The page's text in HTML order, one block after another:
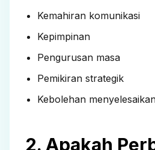
Kemahiran komunikasi
Kepimpinan
Pengurusan masa
Pemikiran strategik
Kebolehan
2. Apakah